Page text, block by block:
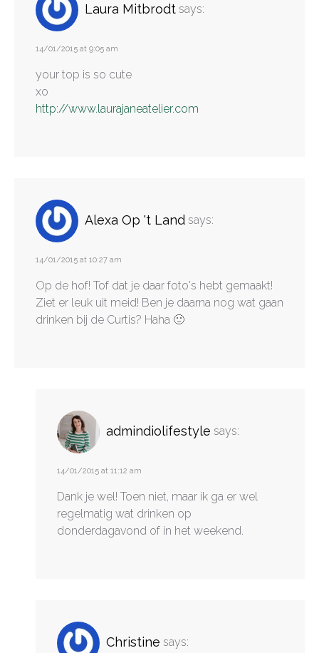
Laura Mitbrodt says:
14/01/2015 at 9:05 am
your top is so cute
xo
http://www.laurajaneatelier.com
Alexa Op 't Land says:
14/01/2015 at 10:27 am
Op de hof! Tof dat je daar foto's hebt gemaakt!
Ziet er leuk uit meid! Ben je daarna nog wat gaan
drinken bij de Curtis? Haha 🙂
admindiolifestyle says:
14/01/2015 at 11:12 am
Dank je wel! Toen niet, maar ik ga er wel
regelmatig wat drinken op
donderdagavond of in het weekend.
Christine says: